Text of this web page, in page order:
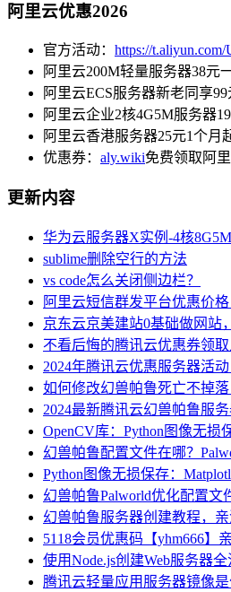
阿里云优惠2026
官方活动： https://
阿里云200M轻量服务器38元
阿里云ECS服务器新老同享
阿里云企业2核4G5M服务器
阿里云香港服务器25元1个月
优惠券： aly.wiki免费领取阿
更新内容
华为云服务器X实例-4核
sublime删除空行的方法
vs code怎么关闭侧边栏？
阿里云短信群发平台优惠价
京东云京美建站0基础做网站
不看后悔的腾讯云优惠券领
2024年腾讯云优惠服务器活
如何修改幻兽帕鲁死亡不掉
2024最新腾讯云幻兽帕鲁服
OpenCV库：Python图像无损
幻兽帕鲁配置文件在哪？
Python图像无损保存：
幻兽帕鲁Palworld优化配置文
幻兽帕鲁服务器创建教程，
5118会员优惠码【yhm666】
使用Node.js创建Web服务器全
腾讯云轻量应用服务器镜像